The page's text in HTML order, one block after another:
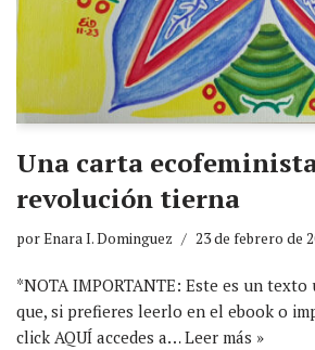
Una carta
revolución tierna
porEnara I. Dominguez 23 de febrero de
*NOTA IMPORTANTE: Este es un
que, si prefieres leerlo en el ebook o
click AQUÍ accedes a…Leer más »